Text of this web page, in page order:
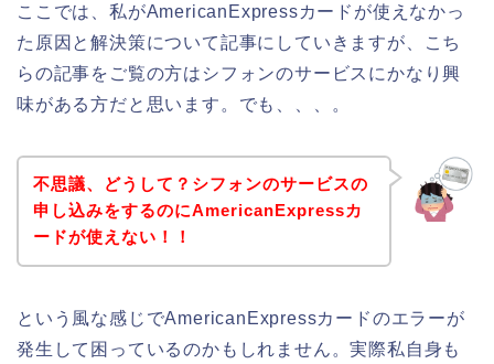
ここでは、私がAmericanExpressカードが使えなかっ
た原因と解決策について記事にしていきますが、こち
らの記事をご覧の方はシフォンのサービスにかなり興
味がある方だと思います。でも、、、。
不思議、どうして？シフォンのサービスの
申し込みをするのにAmericanExpressカ
ードが使えない！！
という風な感じでAmericanExpressカードのエラーが
発生して困っているのかもしれません。実際私自身も